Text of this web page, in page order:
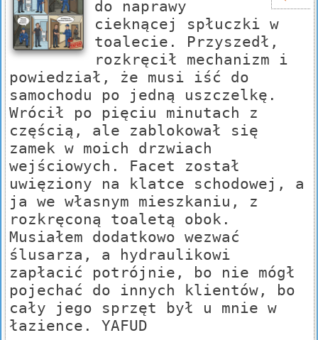
do naprawy
cieknącej spłuczki w
toalecie. Przyszedł,
rozkręcił mechanizm i
powiedział, że musi iść do
samochodu po jedną uszczelkę.
Wrócił po pięciu minutach z
częścią, ale zablokował się
zamek w moich drzwiach
wejściowych. Facet został
uwięziony na klatce schodowej, a
ja we własnym mieszkaniu, z
rozkręconą toaletą obok.
Musiałem dodatkowo wezwać
ślusarza, a hydraulikowi
zapłacić potrójnie, bo nie mógł
pojechać do innych klientów, bo
cały jego sprzęt był u mnie w
łazience. YAFUD